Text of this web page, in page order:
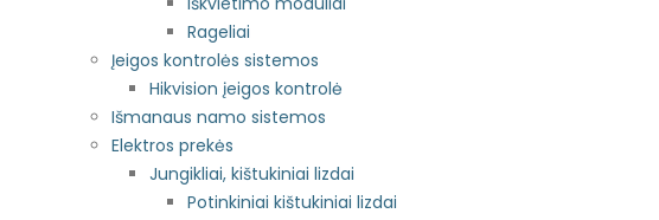
Rageliai
Įeigos kontrolės sistemos
Hikvision įeigos kontrolė
Išmanaus namo sistemos
Elektros prekės
Jungikliai, kištukiniai lizdai
Potinkiniai kištukiniai lizdai